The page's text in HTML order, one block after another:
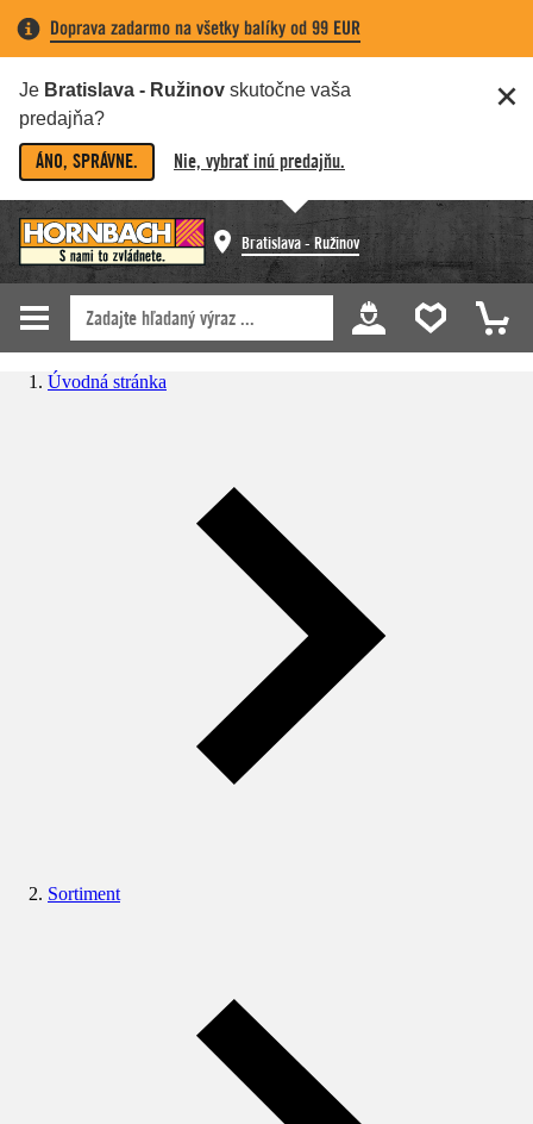
Doprava zadarmo na všetky balíky od 99 EUR
Je Bratislava - Ružinov skutočne vaša
predajňa?
ÁNO, SPRÁVNE. Nie, vybrať inú predajňu.
Bratislava - Ružinov
Úvodná stránka
Sortiment